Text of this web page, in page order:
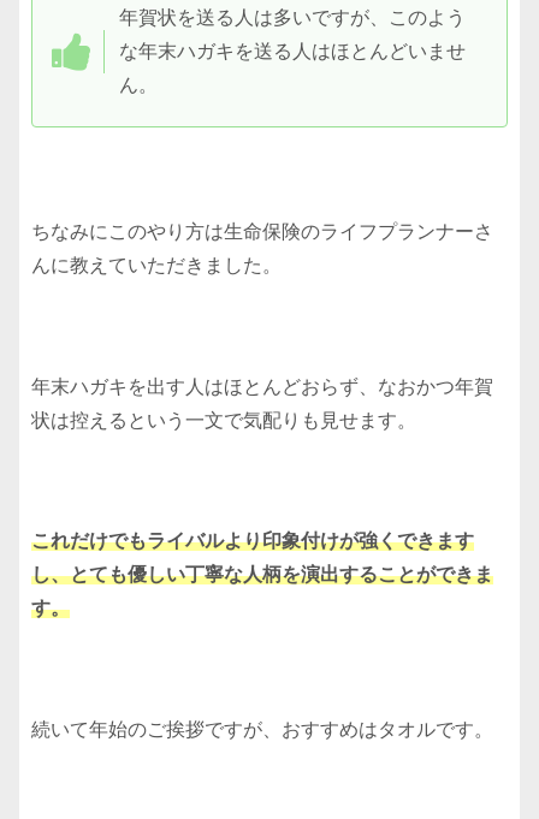
年賀状を送る人は多いですが、このよう
な年末ハガキを送る人はほとんどいませ
ん。
ちなみにこのやり方は生命保険のライフプランナーさ
んに教えていただきました。
年末ハガキを出す人はほとんどおらず、なおかつ年賀
状は控えるという一文で気配りも見せます。
これだけでもライバルより印象付けが強くできます
し、とても優しい丁寧な人柄を演出することができま
す。
続いて年始のご挨拶ですが、おすすめはタオルです。